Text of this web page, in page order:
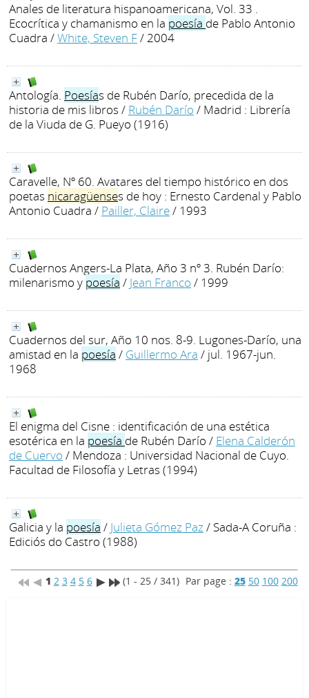
Anales de literatura hispanoamericana, Vol. 33 .
Ecocrítica y chamanismo en la poesía de Pablo Antonio
Cuadra /White, Steven F/ 2004
Antología. Poesías de Rubén Darío, precedida de la
historia de mis libros / Rubén Darío / Madrid : Librería
de la Viuda de G. Pueyo (1916)
Caravelle, Nº 60. Avatares del tiempo histórico en dos
poetas nicaragüenses de hoy : Ernesto Cardenal y Pablo
Antonio Cuadra / Pailler, Claire/ 1993
Cuadernos Angers-La Plata, Año 3 nº 3. Rubén Darío:
milenarismo y poesía / Jean Franco / 1999
Cuadernos del sur, Año 10 nos. 8-9. Lugones-Darío, una
amistad en la poesía / Guillermo Ara / jul. 1967-jun.
1968
El enigma del Cisne : identificación de una estética
esotérica en la poesía de Rubén Darío / Elena Calderón
de Cuervo / Mendoza : Universidad Nacional de Cuyo.
Facultad de Filosofía y Letras (1994)
Galicia y la poesía / Julieta Gómez Paz/ Sada-A Coruña :
Ediciós do Castro (1988)
1 2 3 4 5 6 (1 - 25 / 341) Par page : 25 50 100 200